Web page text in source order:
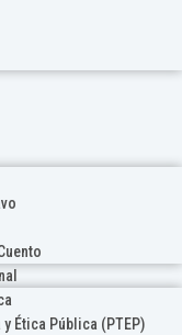
Ética Pública (PTEP)